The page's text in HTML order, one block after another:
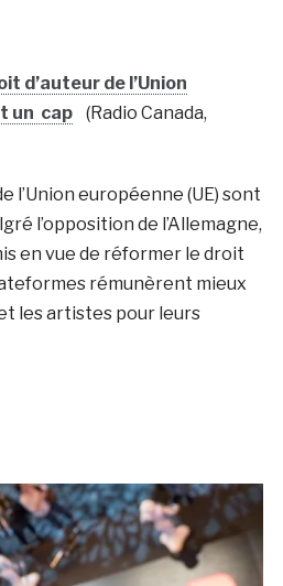
d’auteur de l’Union
un cap(Radio Canada,
l’Union européenne (UE) sont
l’opposition de l’Allemagne,
en vue de réformer le droit
rémunèrent mieux
les artistes pour leurs